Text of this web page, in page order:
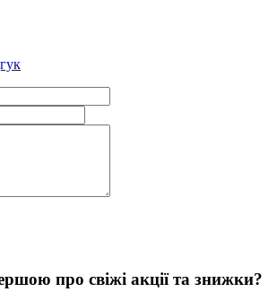
про свіжі акції та знижки?